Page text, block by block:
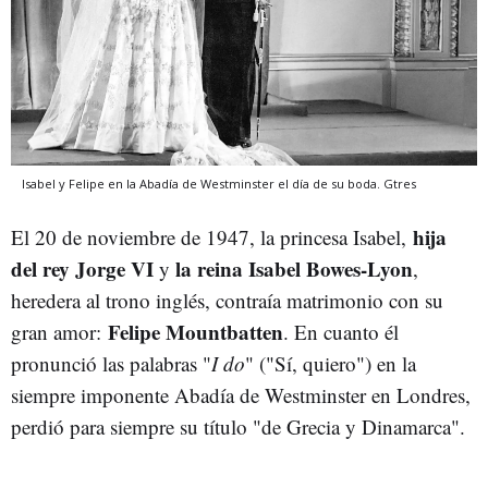
Isabel y Felipe en la Abadía de Westminster el día de su boda. Gtres
El 20 de noviembre de 1947, la princesa Isabel, hija
del rey Jorge VI y la reina Isabel Bowes-Lyon,
heredera al trono inglés, contraía matrimonio con su
gran amor: Felipe Mountbatten. En cuanto él
pronunció las palabras "I do" ("Sí, quiero") en la
siempre imponente Abadía de Westminster en Londres,
perdió para siempre su título "de Grecia y Dinamarca".